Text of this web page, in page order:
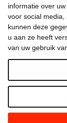
informatie over
voor social
kunnen deze
u aan ze heeft
van uw gebruik